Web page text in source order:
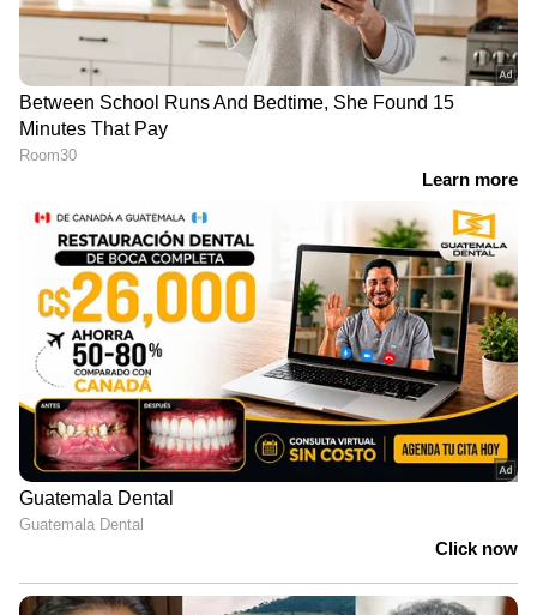
ഏഷ്യാനെറ്റ് ന്യൂസ് മലയാളത്തിലൂടെPravasi
Malayali News
ലോകവുമായി ബന്ധപ്പെടൂ.
Gulf News in Malayalam
ജീവിതാനുഭവങ്ങളും, അവരുടെ
വിജയകഥകളും വെല്ലുവിളികളുമൊക്കെ —
പ്രവാസലോകത്തിന്റെ സ്പന്ദനം നേരിട്ട്
അനുഭവിക്കാൻAsianet News Malayalam
ABOUT THE AUTHOR
WDWeb Desk
ഗൾഫ് ന്യൂസ് സൗദി അറേബ്യ
Follow Us